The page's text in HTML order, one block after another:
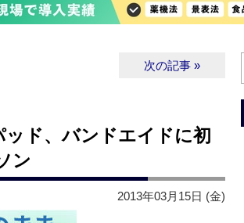
次の記事 »
ッド、バンドエイドに初
ン
2013年03月15日 (金)